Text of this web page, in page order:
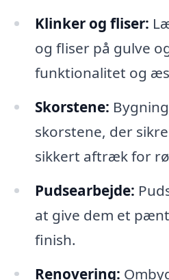
Klinker og fliser:
og fliser på gulve
funktionalitet og
Skorstene:
skorstene, der
sikkert aftræk for
Pudsearbejde:
at give dem et
finish.
Renovering: